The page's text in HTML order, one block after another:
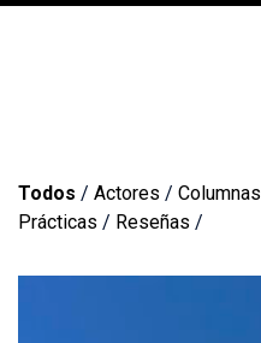
Todos / Actores / Columnas
Prácticas / Reseñas /